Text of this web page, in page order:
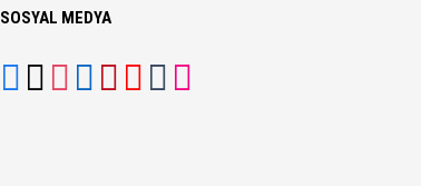
SOSYAL MEDYA